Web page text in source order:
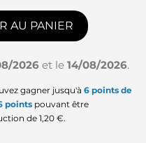
AU PANIER
2026 et le 14/08/2026.
gagner jusqu'à 6 points de
points pouvant être
de 1,20 €.